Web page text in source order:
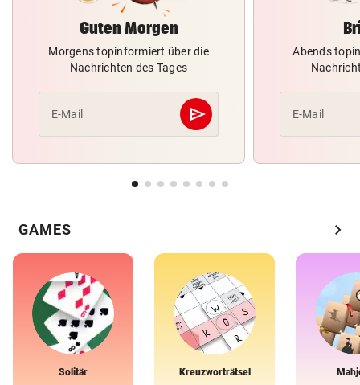
Guten Morgen
Morgens topinformiert über die
Nachrichten des Tages
E-Mail send
Abschicken
Abends
E-Mail
GAMES chevron_right
Solitär Kreuzworträtsel